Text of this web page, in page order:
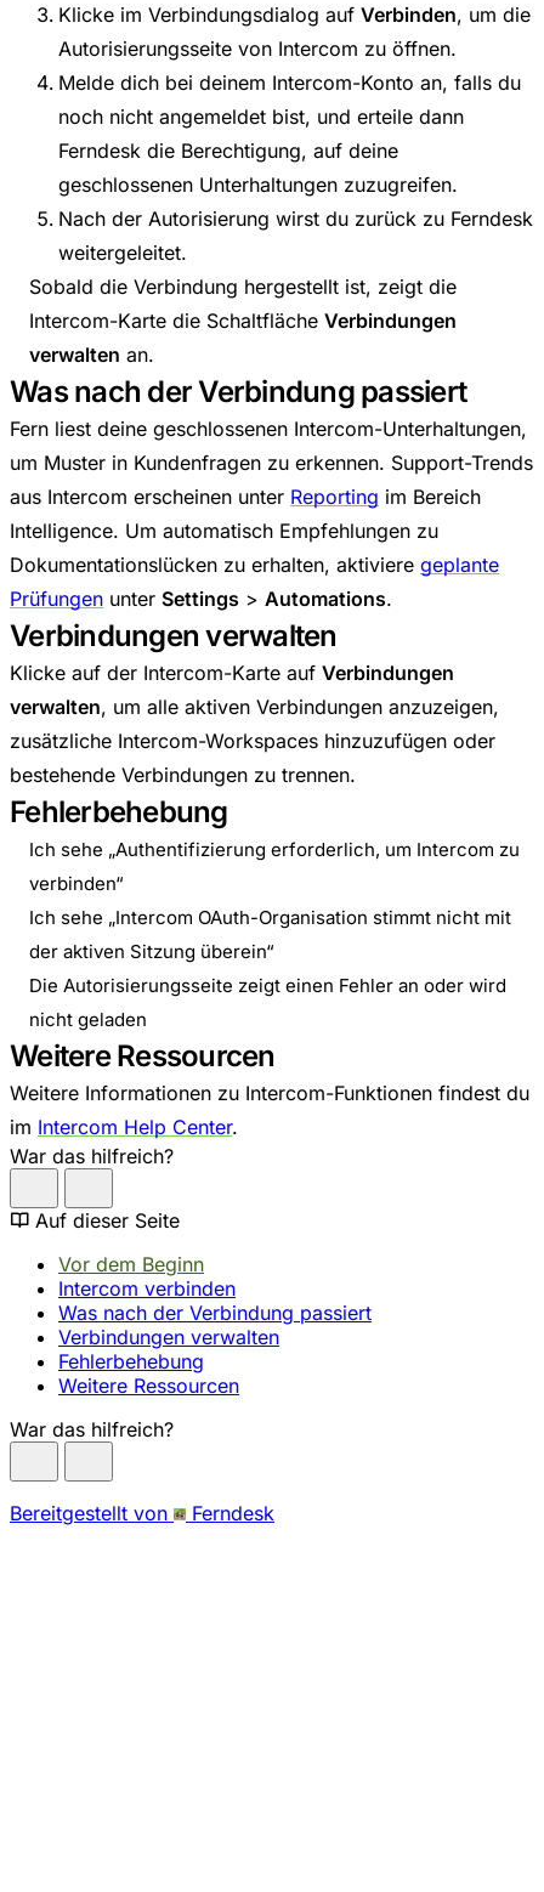
Klicke im Verbindungsdialog auf Verbinden, um die
Autorisierungsseite von Intercom zu öffnen.
Melde dich bei deinem Intercom-Konto an, falls du
noch nicht angemeldet bist, und erteile dann
Ferndesk die Berechtigung, auf deine
geschlossenen Unterhaltungen zuzugreifen.
Nach der Autorisierung wirst du zurück zu Ferndesk
weitergeleitet.
Sobald die Verbindung hergestellt ist, zeigt die
Intercom-Karte die Schaltfläche Verbindungen
verwalten an.
Was nach der Verbindung passiert
Fern liest deine geschlossenen Intercom-Unterhaltungen,
um Muster in Kundenfragen zu erkennen. Support-Trends
aus Intercom erscheinen unter Reporting im Bereich
Intelligence. Um automatisch Empfehlungen zu
Dokumentationslücken zu erhalten, aktiviere geplante
Prüfungen unter Settings > Automations.
Verbindungen verwalten
Klicke auf der Intercom-Karte auf Verbindungen
verwalten, um alle aktiven Verbindungen anzuzeigen,
zusätzliche Intercom-Workspaces hinzuzufügen oder
bestehende Verbindungen zu trennen.
Fehlerbehebung
Ich sehe „Authentifizierung erforderlich, um Intercom zu
verbinden“
Ich sehe „Intercom OAuth-Organisation stimmt nicht mit
der aktiven Sitzung überein“
Die Autorisierungsseite zeigt einen Fehler an oder wird
nicht geladen
Weitere Ressourcen
Weitere Informationen zu Intercom-Funktionen findest du
im Intercom Help Center.
War das hilfreich?
Auf dieser Seite
Vor dem Beginn
Intercom verbinden
Was nach der Verbindung passiert
Verbindungen verwalten
Fehlerbehebung
Weitere Ressourcen
War das hilfreich?
Bereitgestellt von Ferndesk